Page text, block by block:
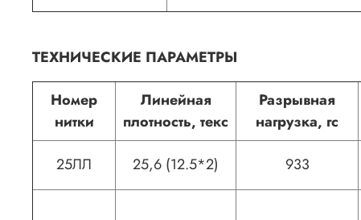
ТЕХНИЧЕСКИЕ ПАРАМЕТРЫ
Номер
нитки
Линейная
плотность, текс
Разрывная
нагрузка, гс
25ЛЛ 25,6 (12.5*2) 933